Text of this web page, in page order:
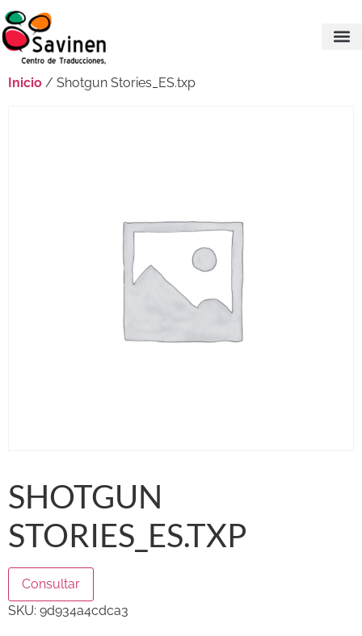
Inicio / Shotgun Stories_ES.txp
SHOTGUN
STORIES_ES.TXP
Consultar
SKU: 9d934a4cdca3